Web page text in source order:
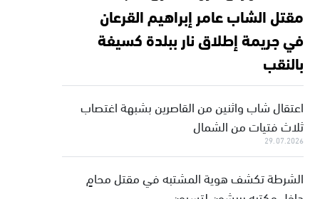
مقتل الشاب عامر إبراهيم القرعان
في جريمة إطلاق نار ببلدة كسيفة
بالنقب
اعتقال شاب واثنين من القاصرين بشبهة اغتصاب
ثلاث فتيات من الشمال
29.07.2026
الشرطة تكشف هوية المشتبه في مقتل محامٍ